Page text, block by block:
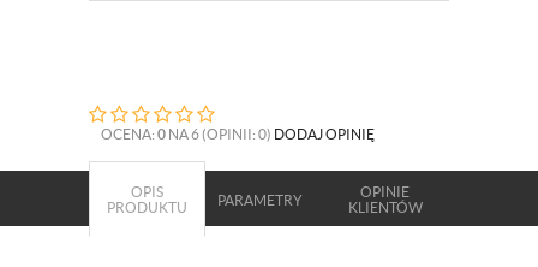
OCENA: 0 NA 6 (OPINII: 0) DODAJ OPINIĘ
OPIS
PRODUKTU
PARAMETRY
OPINIE
KLIENTÓW